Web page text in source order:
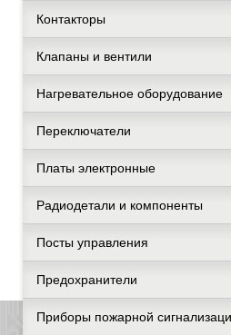
Контакторы
Клапаны и вентили
Нагревательное оборудование
Переключатели
Платы электронные
Радиодетали и компоненты
Посты управления
Предохранители
Приборы пожарной